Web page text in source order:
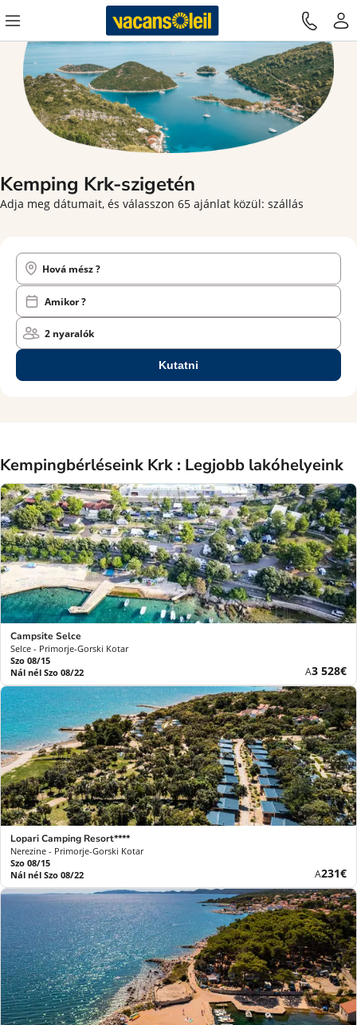
Kemping Krk-szigetén
Adja meg dátumait, és válasszon 65 ajánlat közül: szállás
Hová mész ?
Amikor ?
2 nyaralók
Kutatni
Kempingbérléseink Krk : Legjobb lakóhelyeink
Campsite Selce
Selce - Primorje-Gorski Kotar
Szo 08/15
Nál nél Szo 08/22
AÚj
ár
3 528€
Lopari Camping Resort****
Nerezine - Primorje-Gorski Kotar
Szo 08/15
Nál nél Szo 08/22
AÚj
ár
231€